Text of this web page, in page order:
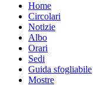
Home
Circolari
Notizie
Albo
Orari
Sedi
Guida sfogliabile
Mostre